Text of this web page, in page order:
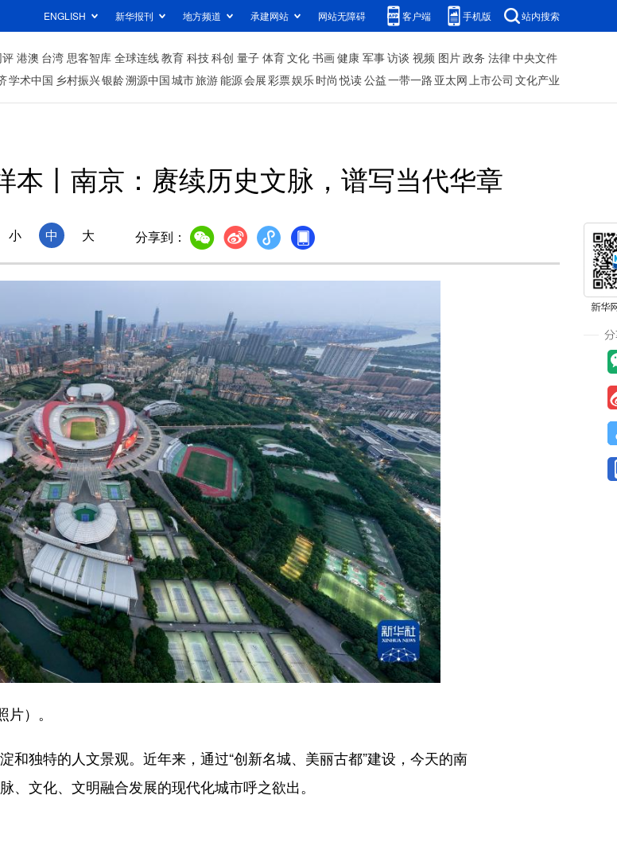
ENGLISH 新华报刊 地方频道 承建网站 网站无障碍 客户端 手机版 站内搜索
评 港澳 台湾 思客智库 全球连线教育 科技科创 量子 体育文化 书画健康 军事访谈 视频 图片政务 法律中央文件
学术中国 乡村振兴银龄溯源中国城市旅游能源会展彩票娱乐时尚 悦读公益一带一路 亚太网上市公司 文化产业
本丨南京：赓续历史文脉，谱写当代华章
小 中 大 分享到：
）。
独特的人文景观。近年来，通过“创新名城、美丽古都”建设，今天的南
文化、文明融合发展的现代化城市呼之欲出。